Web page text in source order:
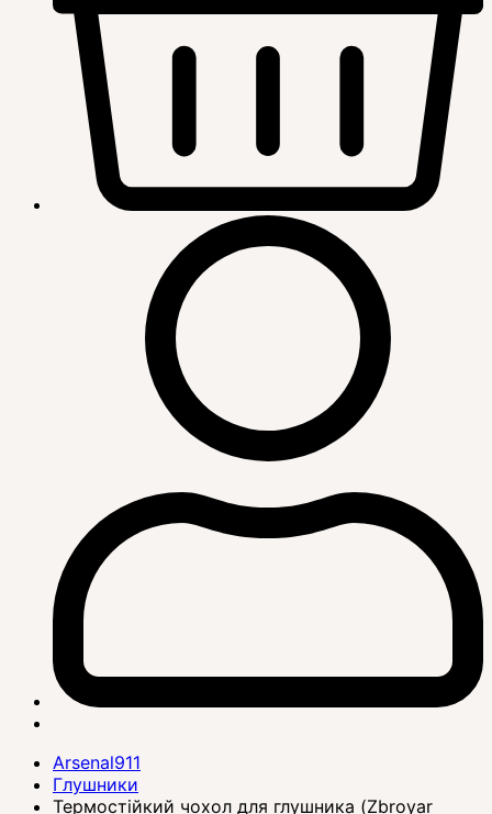
Arsenal911
Глушники
Термостійкий чохол для глушника (Zbroyar